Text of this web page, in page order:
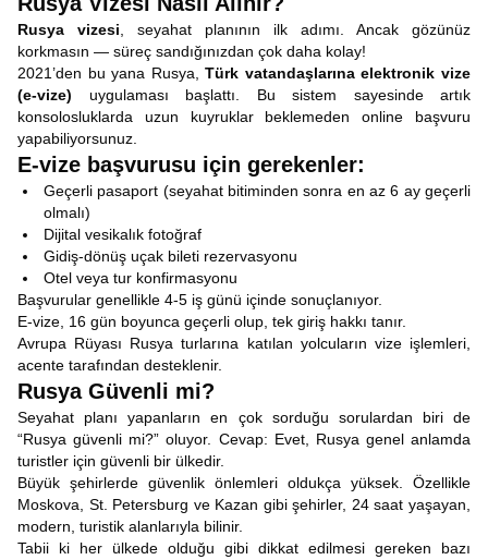
Rusya vizesi , seyahat planının ilk adımı. Ancak gözünüz
korkmasın — süreç sandığınızdan çok daha kolay!
2021’den bu yana Rusya,Türk vatandaşlarına elektronik vize
(e-vize) uygulaması başlattı. Bu sistem sayesinde artık
konsolosluklarda uzun kuyruklar beklemeden online başvuru
yapabiliyorsunuz.
E-vize başvurusu için gerekenler:
Geçerli pasaport (seyahat bitiminden sonra en az 6 ay geçerli
olmalı)
Dijital vesikalık fotoğraf
Gidiş-dönüş uçak bileti rezervasyonu
Otel veya tur konfirmasyonu
Başvurular genellikle 4-5 iş günü içinde sonuçlanıyor.
E-vize, 16 gün boyunca geçerli olup, tek giriş hakkı tanır.
Avrupa Rüyası Rusya turlarına katılan yolcuların vize işlemleri,
acente tarafından desteklenir.
Rusya Güvenli mi?
Seyahat planı yapanların en çok sorduğu sorulardan biri de
“Rusya güvenli mi?” oluyor. Cevap: Evet, Rusya genel anlamda
turistler için güvenli bir ülkedir.
Büyük şehirlerde güvenlik önlemleri oldukça yüksek. Özellikle
Moskova, St. Petersburg ve Kazan gibi şehirler, 24 saat yaşayan,
modern, turistik alanlarıyla bilinir.
Tabii ki her ülkede olduğu gibi dikkat edilmesi gereken bazı